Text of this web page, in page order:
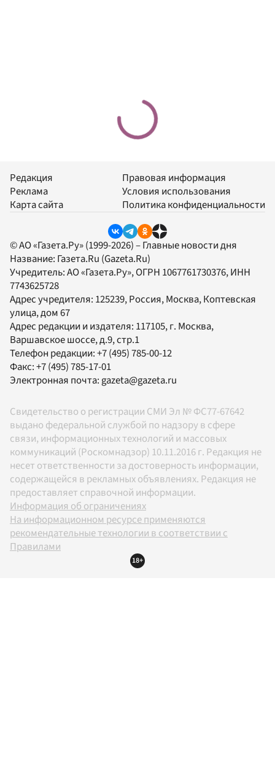
Редакция
Реклама
Карта сайта
Правовая информация
Условия использования
Политика конфиденциальности
© АО «Газета.Ру» (1999-2026) – Главные новости дня
Название: Газета.Ru (Gazeta.Ru)
Учредитель:АО «Газета.Ру», ОГРН 1067761730376, ИНН
7743625728
Адрес учредителя: 125239, Россия, Москва, Коптевская
улица, дом 67
Адрес редакции и издателя: 117105, г. Москва,
Варшавское шоссе, д.9, стр.1
Телефон редакции:+7 (495) 785-00-12
Факс:+7 (495) 785-17-01
Электронная почта: gazeta@gazeta.ru
Свидетельство о регистрации СМИ Эл № ФС77-67642
выдано федеральной службой по надзору в сфере
связи, информационных технологий и массовых
коммуникаций (Роскомнадзор) 10.11.2016 г. Редакция не
несет ответственности за достоверность информации,
содержащейся в рекламных объявлениях. Редакция не
предоставляет справочной информации.
Информация об ограничениях
На информационном ресурсе применяются
рекомендательные технологии в соответствии с
Правилами
18+